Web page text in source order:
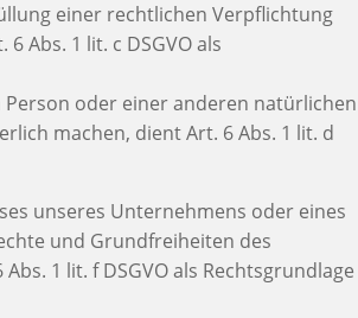
einer rechtlichen Verpflichtung
Abs. 1 lit. c DSGVO als
oder einer anderen natürlichen
machen, dient Art. 6 Abs. 1 lit. d
unseres Unternehmens oder eines
und Grundfreiheiten des
1 lit. f DSGVO als Rechtsgrundlage